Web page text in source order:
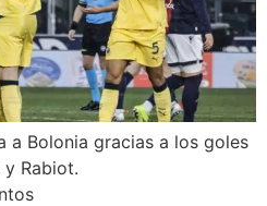
a Bolonia gracias a los goles
Rabiot.